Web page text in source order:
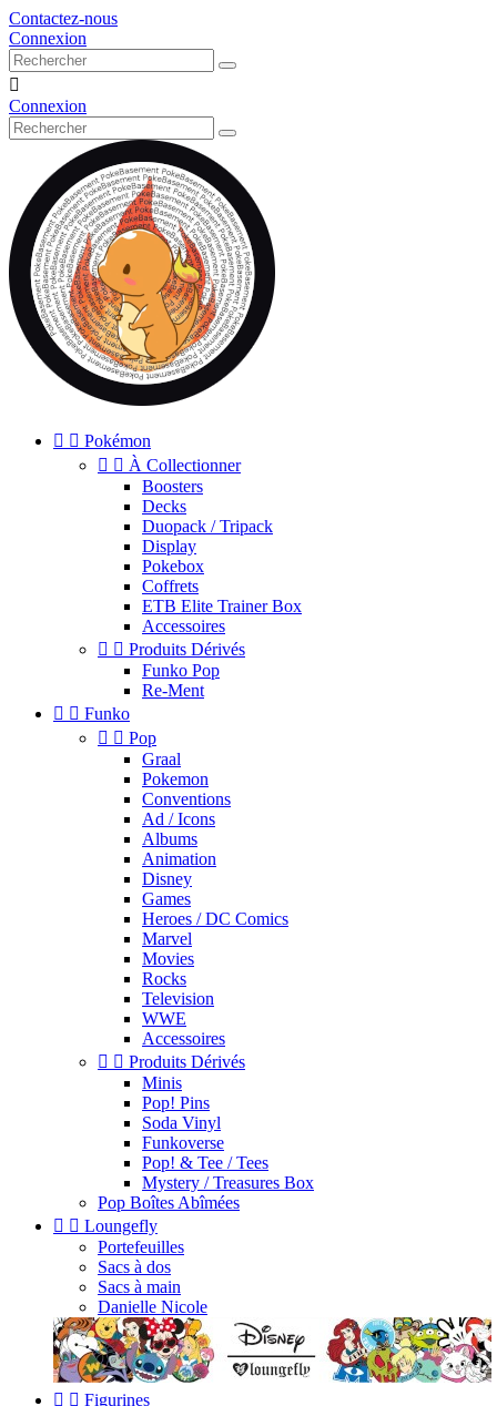
Contactez-nous
Connexion

Connexion
  Pokémon
  À Collectionner
Boosters
Decks
Duopack / Tripack
Display
Pokebox
Coffrets
ETB Elite Trainer Box
Accessoires
  Produits Dérivés
Funko Pop
Re-Ment
  Funko
  Pop
Graal
Pokemon
Conventions
Ad / Icons
Albums
Animation
Disney
Games
Heroes / DC Comics
Marvel
Movies
Rocks
Television
WWE
Accessoires
  Produits Dérivés
Minis
Pop! Pins
Soda Vinyl
Funkoverse
Pop! & Tee / Tees
Mystery / Treasures Box
Pop Boîtes Abîmées
  Loungefly
Portefeuilles
Sacs à dos
Sacs à main
Danielle Nicole
  Figurines